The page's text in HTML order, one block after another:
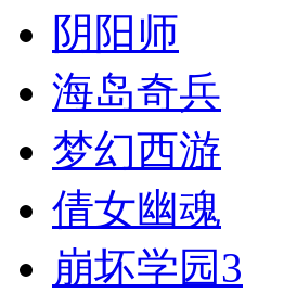
阴阳师
海岛奇兵
梦幻西游
倩女幽魂
崩坏学园3